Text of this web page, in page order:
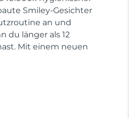
Smiley-Gesichter
an und
du länger als 12
Mit einem neuen